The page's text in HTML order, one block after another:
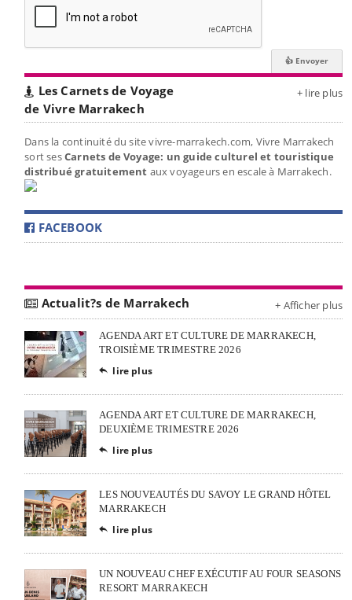
Les Carnets de Voyage
de Vivre Marrakech
+ lire plus
Dans la continuité du site vivre-marrakech.com, Vivre Marrakech
sort sesCarnets de Voyage: un guide culturel et touristique
distribué gratuitement aux voyageurs en escale à Marrakech.
FACEBOOK
Actualit?s de Marrakech + Afficher plus
AGENDA ART ET CULTURE DE MARRAKECH,
TROISIÈME TRIMESTRE 2026
 lire plus
AGENDA ART ET CULTURE DE MARRAKECH,
DEUXIÈME TRIMESTRE 2026
 lire plus
LES NOUVEAUTÉS DU SAVOY LE GRAND HÔTEL
MARRAKECH
 lire plus
UN NOUVEAU CHEF EXÉCUTIF AU FOUR SEASONS
RESORT MARRAKECH